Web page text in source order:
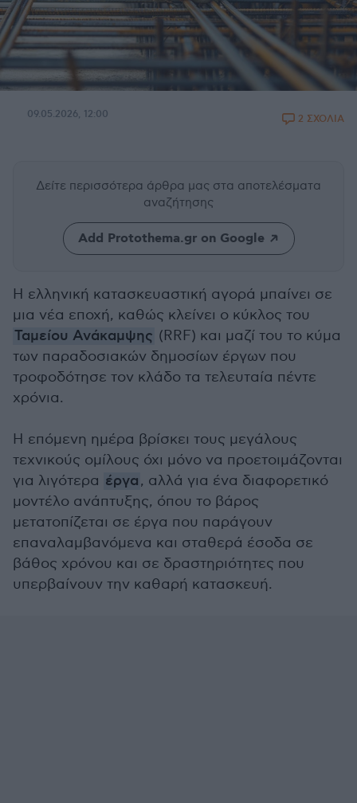
09.05.2026, 12:00 2 ΣΧΟΛΙΑ
Δείτε περισσότερα άρθρα μας στα αποτελέσματα
αναζήτησης
Add Protothema.gr on Google
Η ελληνική κατασκευαστική αγορά μπαίνει σε
μια νέα εποχή, καθώς κλείνει ο κύκλος του
Ταμείου Ανάκαμψης (RRF) και μαζί του το κύμα
των παραδοσιακών δημοσίων έργων που
τροφοδότησε τον κλάδο τα τελευταία πέντε
χρόνια.
Η επόμενη ημέρα βρίσκει τους μεγάλους
τεχνικούς ομίλους όχι μόνο να προετοιμάζονται
για λιγότερα έργα, αλλά για ένα διαφορετικό
μοντέλο ανάπτυξης, όπου το βάρος
μετατοπίζεται σε έργα που παράγουν
επαναλαμβανόμενα και σταθερά έσοδα σε
βάθος χρόνου και σε δραστηριότητες που
υπερβαίνουν την καθαρή κατασκευή.